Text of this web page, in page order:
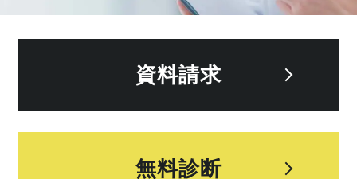
資料請求
無料診断